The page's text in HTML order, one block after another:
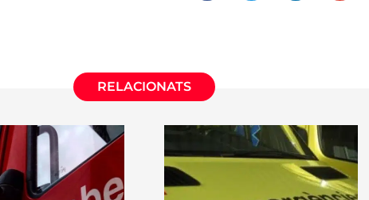
RELACIONATS